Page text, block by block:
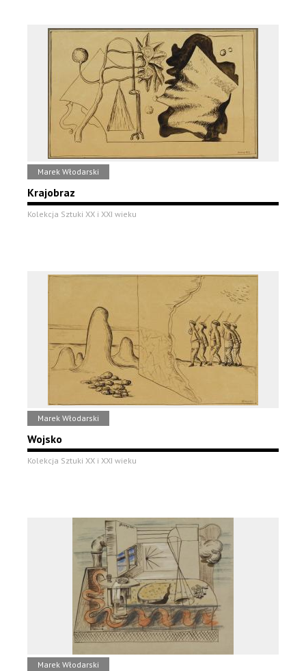
Marek Włodarski
Krajobraz
Kolekcja Sztuki XX i XXI wieku
Marek Włodarski
Wojsko
Kolekcja Sztuki XX i XXI wieku
Marek Włodarski